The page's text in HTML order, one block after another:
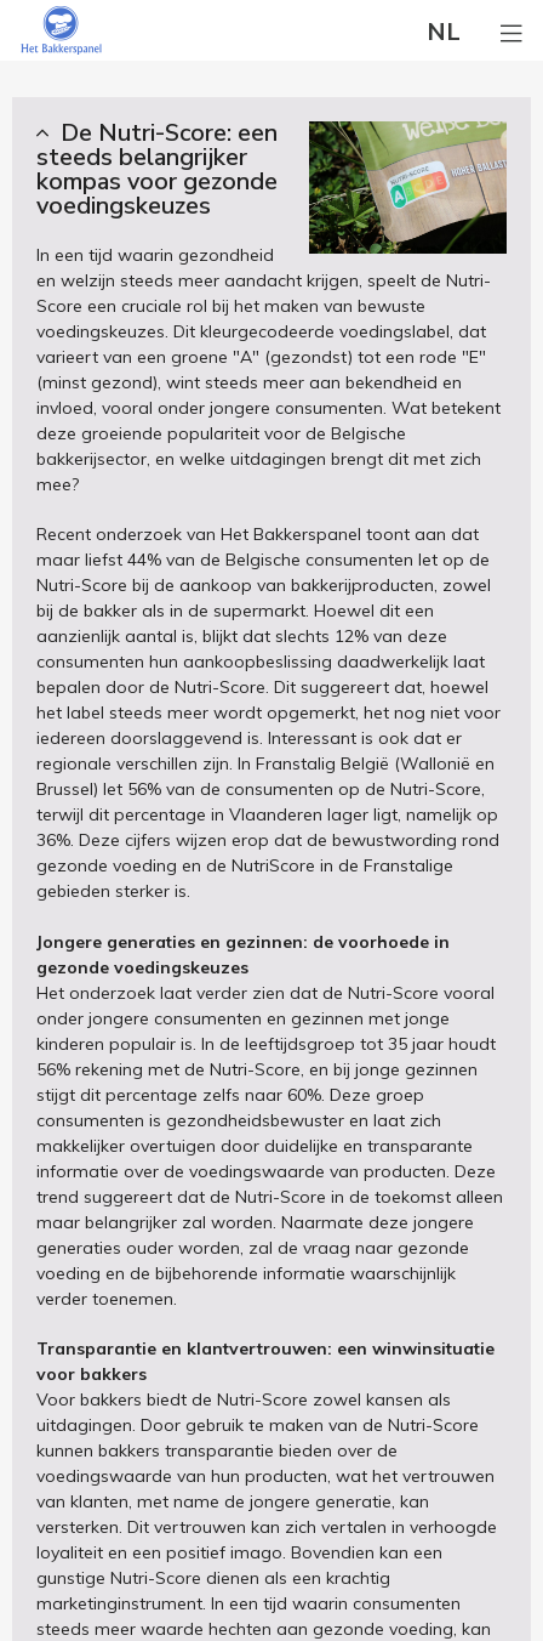
NL
De Nutri-Score: een
steeds belangrijker
kompas voor gezonde
voedingskeuzes
In een tijd waarin gezondheid
en welzijn steeds meer aandacht krijgen, speelt de Nutri-
Score een cruciale rol bij het maken van bewuste
voedingskeuzes. Dit kleurgecodeerde voedingslabel, dat
varieert van een groene "A" (gezondst) tot een rode "E"
(minst gezond), wint steeds meer aan bekendheid en
invloed, vooral onder jongere consumenten. Wat betekent
deze groeiende populariteit voor de Belgische
bakkerijsector, en welke uitdagingen brengt dit met zich
mee?
Recent onderzoek van Het Bakkerspanel toont aan dat
maar liefst 44% van de Belgische consumenten let op de
Nutri-Score bij de aankoop van bakkerijproducten, zowel
bij de bakker als in de supermarkt. Hoewel dit een
aanzienlijk aantal is, blijkt dat slechts 12% van deze
consumenten hun aankoopbeslissing daadwerkelijk laat
bepalen door de Nutri-Score. Dit suggereert dat, hoewel
het label steeds meer wordt opgemerkt, het nog niet voor
iedereen doorslaggevend is. Interessant is ook dat er
regionale verschillen zijn. In Franstalig België (Wallonië en
Brussel) let 56% van de consumenten op de Nutri-Score,
terwijl dit percentage in Vlaanderen lager ligt, namelijk op
36%. Deze cijfers wijzen erop dat de bewustwording rond
gezonde voeding en de NutriScore in de Franstalige
gebieden sterker is.
Jongere generaties en gezinnen: de voorhoede in
gezonde voedingskeuzes
Het onderzoek laat verder zien dat de Nutri-Score vooral
onder jongere consumenten en gezinnen met jonge
kinderen populair is. In de leeftijdsgroep tot 35 jaar houdt
56% rekening met de Nutri-Score, en bij jonge gezinnen
stijgt dit percentage zelfs naar 60%. Deze groep
consumenten is gezondheidsbewuster en laat zich
makkelijker overtuigen door duidelijke en transparante
informatie over de voedingswaarde van producten. Deze
trend suggereert dat de Nutri-Score in de toekomst alleen
maar belangrijker zal worden. Naarmate deze jongere
generaties ouder worden, zal de vraag naar gezonde
voeding en de bijbehorende informatie waarschijnlijk
verder toenemen.
Transparantie en klantvertrouwen: een winwinsituatie
voor bakkers
Voor bakkers biedt de Nutri-Score zowel kansen als
uitdagingen. Door gebruik te maken van de Nutri-Score
kunnen bakkers transparantie bieden over de
voedingswaarde van hun producten, wat het vertrouwen
van klanten, met name de jongere generatie, kan
versterken. Dit vertrouwen kan zich vertalen in verhoogde
loyaliteit en een positief imago. Bovendien kan een
gunstige Nutri-Score dienen als een krachtig
marketinginstrument. In een tijd waarin consumenten
steeds meer waarde hechten aan gezonde voeding, kan